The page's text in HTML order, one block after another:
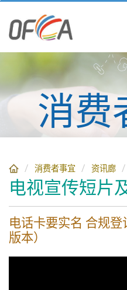
主
消费
消费者事宜 资讯廊
电视宣传短片
电话卡要实名 合规
版本）